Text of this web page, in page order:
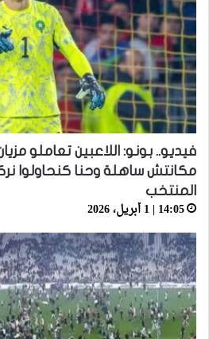
فيديو.. بونو: اللاعبين تعاملو
مكانتش ساهلة وحنا كنحاولوا
المنتخب
14:05 | 1 أبريل، 2026